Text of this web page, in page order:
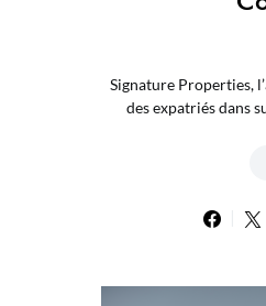
Signature Properties,
des expatriés dans